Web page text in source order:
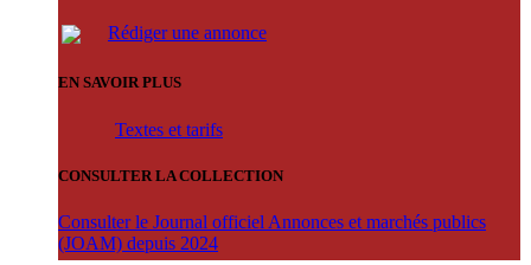
Rédiger une annonce
EN SAVOIR PLUS
Textes et tarifs
CONSULTER LA COLLECTION
Consulter le Journal officiel Annonces et marchés publics
(JOAM) depuis 2024